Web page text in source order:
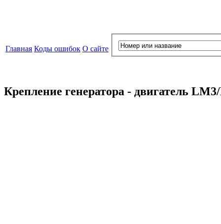
Главная Коды ошибок О сайте
Крепление генератора - двигатель